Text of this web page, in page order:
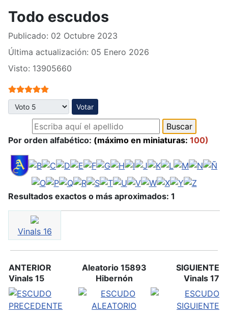
Todo escudos
Publicado: 02 Octubre 2023
Última actualización: 05 Enero 2026
Visto: 13905660
Ratio:5/5
Por favor, vote
Por orden alfabético: (máximo en miniaturas: 100)
Resultados exactos o más aproximados: 1
Vinals 16
ANTERIOR
Vinals 15
Aleatorio 15893
Hibernón
SIGUIENTE
Vinals 17